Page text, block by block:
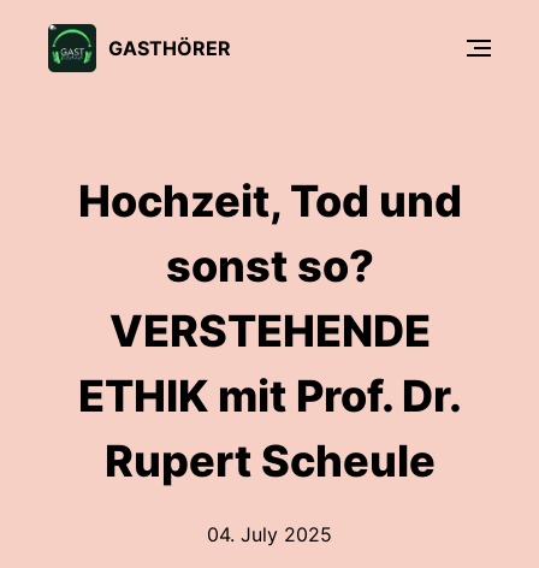
GASTHÖRER
Hochzeit, Tod und
sonst so?
VERSTEHENDE
ETHIK mit Prof. Dr.
Rupert Scheule
04. July 2025